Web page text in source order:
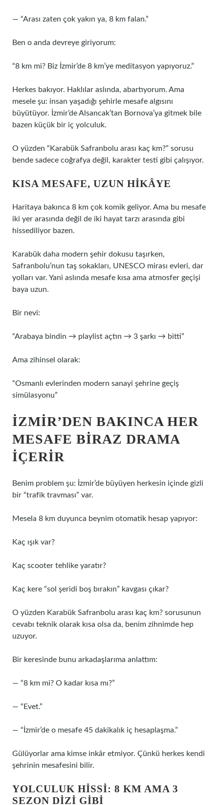
— “Arası zaten çok yakın ya, 8 km falan.”
Ben o anda devreye giriyorum:
“8 km mi? Biz İzmir’de 8 km’ye meditasyon yapıyoruz.”
Herkes bakıyor. Haklılar aslında, abartıyorum. Ama
mesele şu: insan yaşadığı şehirle mesafe algısını
büyütüyor. İzmir’de Alsancak’tan Bornova’ya gitmek bile
bazen küçük bir iç yolculuk.
O yüzden “Karabük Safranbolu arası kaç km?” sorusu
bende sadece coğrafya değil, karakter testi gibi çalışıyor.
KISA MESAFE, UZUN HIKÂYE
Haritaya bakınca 8 km çok komik geliyor. Ama bu mesafe
iki yer arasında değil de iki hayat tarzı arasında gibi
hissediliyor bazen.
Karabük daha modern şehir dokusu taşırken,
Safranbolu’nun taş sokakları, UNESCO mirası evleri, dar
yolları var. Yani aslında mesafe kısa ama atmosfer geçişi
baya uzun.
Bir nevi:
“Arabaya bindin → playlist açtın → 3 şarkı → bitti”
Ama zihinsel olarak:
“Osmanlı evlerinden modern sanayi şehrine geçiş
simülasyonu”
İZMIR’DEN BAKINCA HER
MESAFE BIRAZ DRAMA
IÇERIR
Benim problem şu: İzmir’de büyüyen herkesin içinde gizli
bir “trafik travması” var.
Mesela 8 km duyunca beynim otomatik hesap yapıyor:
Kaç ışık var?
Kaç scooter tehlike yaratır?
Kaç kere “sol şeridi boş bırakın” kavgası çıkar?
O yüzden Karabük Safranbolu arası kaç km? sorusunun
cevabı teknik olarak kısa olsa da, benim zihnimde hep
uzuyor.
Bir keresinde bunu arkadaşlarıma anlattım:
— “8 km mi? O kadar kısa mı?”
— “Evet.”
— “İzmir’de o mesafe 45 dakikalık iç hesaplaşma.”
Gülüyorlar ama kimse inkâr etmiyor. Çünkü herkes kendi
şehrinin mesafesini bilir.
YOLCULUK HISSI: 8 KM AMA 3
SEZON DIZI GIBI